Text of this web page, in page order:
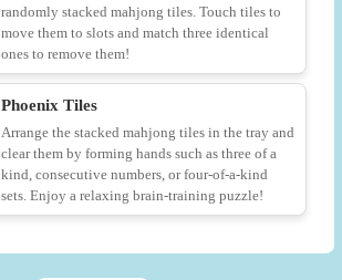
randomly stacked mahjong tiles. Touch tiles to
move them to slots and match three identical
ones to remove them!
Phoenix Tiles
Arrange the stacked mahjong tiles in the tray and
clear them by forming hands such as three of a
kind, consecutive numbers, or four-of-a-kind
sets. Enjoy a relaxing brain-training puzzle!